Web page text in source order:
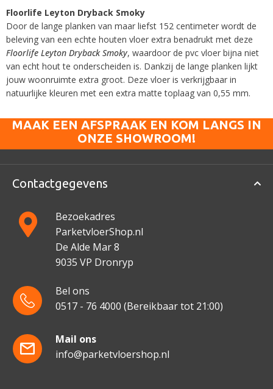
Floorlife Leyton Dryback Smoky
Door de lange planken van maar liefst 152 centimeter wordt de
beleving van een echte houten vloer extra benadrukt met deze
Floorlife Leyton Dryback Smoky, waardoor de pvc vloer bijna niet
van echt hout te onderscheiden is. Dankzij de lange planken lijkt
jouw woonruimte extra groot. Deze vloer is verkrijgbaar in
natuurlijke kleuren met een extra matte toplaag van 0,55 mm.
MAAK EEN AFSPRAAK EN KOM LANGS IN
ONZE SHOWROOM!
Contactgegevens
Bezoekadres
ParketvloerShop.nl
De Alde Mar 8
9035 VP Dronryp
Bel ons
0517 - 76 4000 (Bereikbaar tot 21:00)
Mail ons
info@parketvloershop.nl